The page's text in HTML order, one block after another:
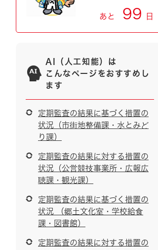
あと 99 日
AI（人工知能）は
こんなページをおすすめし
ます
定期監査の結果に基づく措置の
状況（市街地整備課・水とみど
り課）
定期監査の結果に対する措置の
状況（公営競技事業所・広報広
聴課・観光課）
定期監査の結果に基づく措置の
状況 （郷土文化室・学校給食
課・図書館）
定期監査の結果に対する措置の